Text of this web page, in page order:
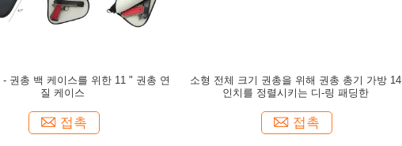
권총 백 케이스를 위한 11 " 권총 연
질 케이스
접촉
소형 전체 크기 권총을 위해 권총 총기 가방 14
인치를 정렬시키는 디-링 패딩한
접촉